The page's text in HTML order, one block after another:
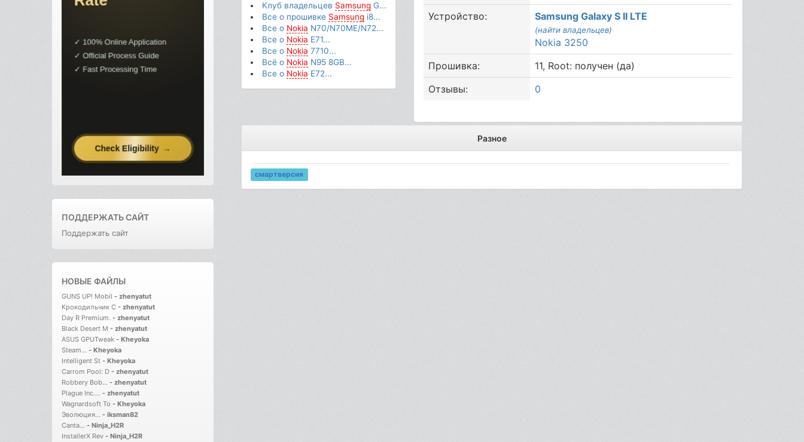
ПОДДЕРЖАТЬ САЙТ
Поддержать сайт
НОВЫЕ ФАЙЛЫ
GUNS UP! Mobil - zhenyatut
Крокодильчик С - zhenyatut
Day R Premium. - zhenyatut
Black Desert M - zhenyatut
ASUS GPUTweak - Kheyoka
Steam... - Kheyoka
Intelligent St - Kheyoka
Carrom Pool: D - zhenyatut
Robbery Bob... - zhenyatut
Plague Inc.... - zhenyatut
Wagnardsoft To - Kheyoka
Эволюция... - iksman82
Canta... - Ninja_H2R
InstallerX Rev - Ninja_H2R
Клуб владельцев SamsungG...
Все о прошивке Samsungi8...
Все о Nokia N70/N70ME/N72...
Все о Nokia E71...
Все о Nokia 7710...
Всё о Nokia N95 8GB...
Все о Nokia E72...
Устройство:
Samsung Galaxy S II LTE
(найти владельцев)
Nokia 3250
Прошивка:
11, Root: получен (да)
Отзывы:
0
Разное
смартверсия